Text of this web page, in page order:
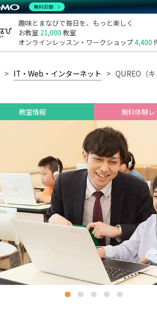
趣味とまなびで毎日を、もっと楽しく
お教室 21,000 教室
オンラインレッスン・ワークショップ4,400
IT・Web・インターネット QUREO（
教室情報 無料体験レ
無料診断